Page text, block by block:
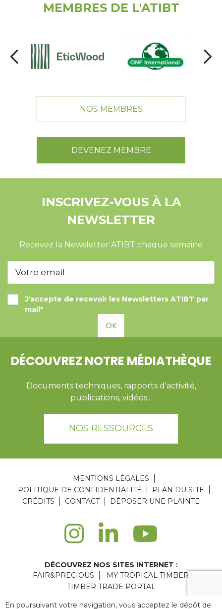
MEMBRES DE L'ATIBT
NOS MEMBRES
DEVENEZ MEMBRE
INSCRIVEZ-VOUS À LA
NEWSLETTER
Recevez la Newsletter ATIBT chaque semaine
J'accepte de recevoir les Newsletters ATIBT par
mail*
OK
DÉCOUVREZ NOTRE MÉDIATHÈQUE
Documents techniques, rapports d'activité,
publications, vidéos...
NOS RESSOURCES
MENTIONS LÉGALES
POLITIQUE DE CONFIDENTIALITÉ
PLAN DU SITE
CRÉDITS
CONTACT DÉPOSER UNE PLAINTE
DÉCOUVREZ NOS SITES INTERNET :
FAIR&PRECIOUS
MY TROPICAL TIMBER
TIMBER TRADE PORTAL
En poursuivant votre navigation, vous acceptez le dépôt de